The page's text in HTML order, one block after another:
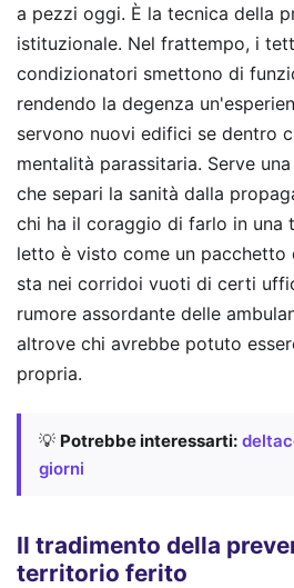
a pezzi oggi. È la tecnica della
istituzionale. Nel frattempo, i
condizionatori smettono di
rendendo la degenza
servono nuovi edifici se dentro
mentalità parassitaria. Serve
che separi la sanità dalla
chi ha il coraggio di farlo in una
letto è visto come un pacchetto
sta nei corridoi vuoti di certi
rumore assordante delle
altrove chi avrebbe potuto
propria.
💡 Potrebbe interessarti:
giorni
Il tradimento della
territorio ferito